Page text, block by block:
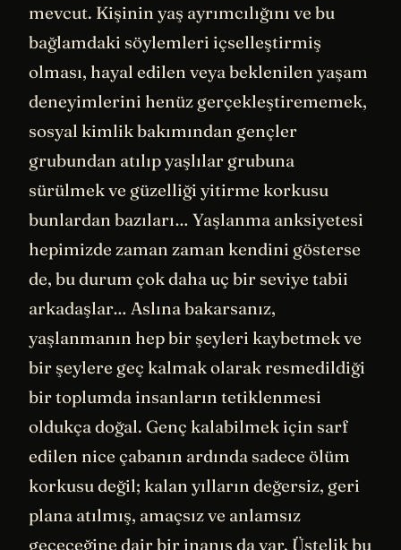
mevcut. Kişinin yaş ayrımcılığını ve bu
bağlamdaki söylemleri içselleştirmiş
olması, hayal edilen veya beklenilen yaşam
deneyimlerini henüz gerçekleştirememek,
sosyal kimlik bakımından gençler
grubundan atılıp yaşlılar grubuna
sürülmek ve güzelliği yitirme korkusu
bunlardan bazıları… Yaşlanma anksiyetesi
hepimizde zaman zaman kendini gösterse
de, bu durum çok daha uç bir seviye tabii
arkadaşlar… Aslına bakarsanız,
yaşlanmanın hep bir şeyleri kaybetmek ve
bir şeylere geç kalmak olarak resmedildiği
bir toplumda insanların tetiklenmesi
oldukça doğal. Genç kalabilmek için sarf
edilen nice çabanın ardında sadece ölüm
korkusu değil; kalan yılların değersiz, geri
plana atılmış, amaçsız ve anlamsız
geçeceğine dair bir inanış da var. Üstelik bu